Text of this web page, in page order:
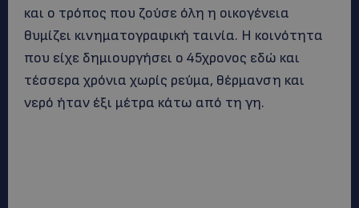
και ο τρόπος που ζούσε όλη η οικογένεια
θυμίζει κινηματογραφική ταινία. Η κοινότητα
που είχε δημιουργήσει ο 45χρονος εδώ και
τέσσερα χρόνια χωρίς ρεύμα, θέρμανση και
νερό ήταν έξι μέτρα κάτω από τη γη.